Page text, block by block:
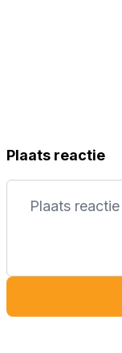
Plaats reactie